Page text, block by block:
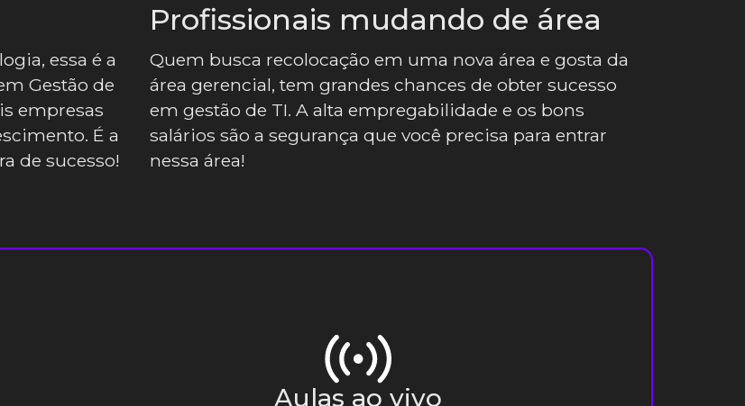
essa é a
Gestão de
empresas
É a
de sucesso!
Profissionais mudando de área
Quem busca recolocação em uma nova área e gosta da
área gerencial, tem grandes chances de obter sucesso
em gestão de TI. A alta empregabilidade e os bons
salários são a segurança que você precisa para entrar
nessa área!
Aulas ao vivo